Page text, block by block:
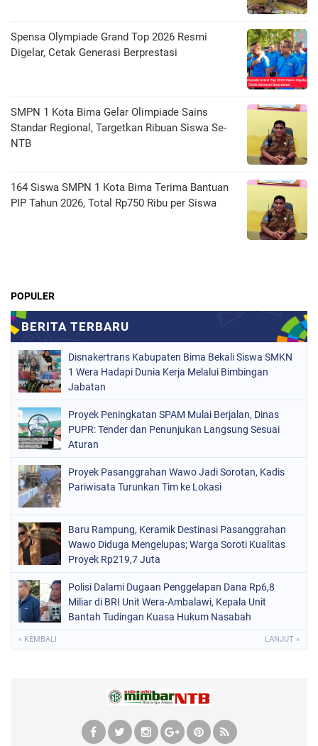
Spensa Olympiade Grand Top 2026 Resmi
Digelar, Cetak Generasi Berprestasi
SMPN 1 Kota Bima Gelar Olimpiade Sains
Standar Regional, Targetkan Ribuan Siswa Se-
NTB
164 Siswa SMPN 1 Kota Bima Terima Bantuan
PIP Tahun 2026, Total Rp750 Ribu per Siswa
POPULER
Disnakertrans Kabupaten Bima Bekali Siswa SMKN
1 Wera Hadapi Dunia Kerja Melalui Bimbingan
Jabatan
Proyek Peningkatan SPAM Mulai Berjalan, Dinas
PUPR: Tender dan Penunjukan Langsung Sesuai
Aturan
Proyek Pasanggrahan Wawo Jadi Sorotan, Kadis
Pariwisata Turunkan Tim ke Lokasi
Baru Rampung, Keramik Destinasi Pasanggrahan
Wawo Diduga Mengelupas; Warga Soroti Kualitas
Proyek Rp219,7 Juta
Polisi Dalami Dugaan Penggelapan Dana Rp6,8
Miliar di BRI Unit Wera-Ambalawi, Kepala Unit
Bantah Tudingan Kuasa Hukum Nasabah
« KEMBALI LANJUT »